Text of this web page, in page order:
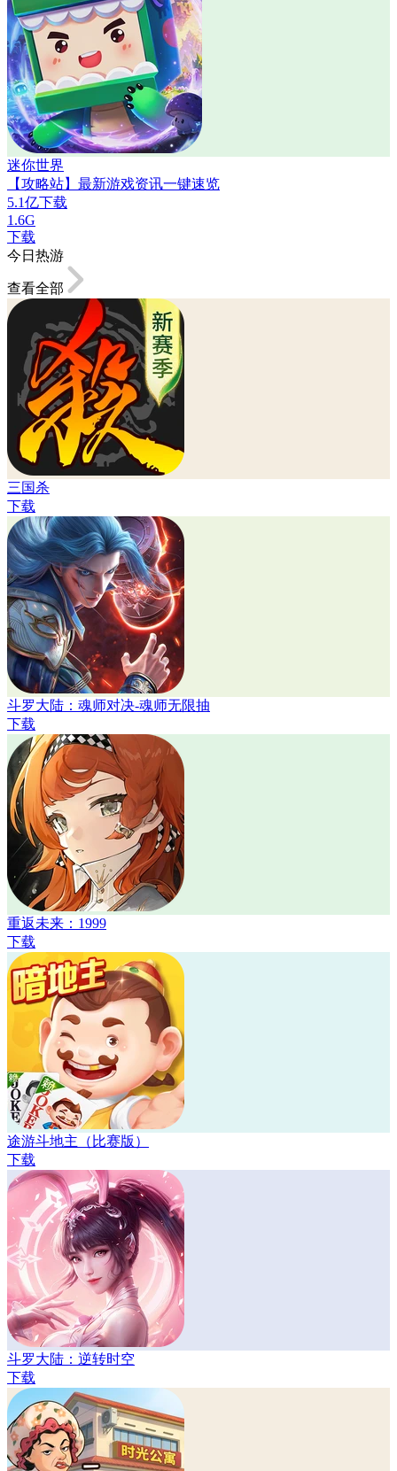
迷你世界
【攻略站】最新游戏资讯一键速览
5.1亿下载
1.6G
下载
今日热游
查看全部
三国杀
下载
斗罗大陆：魂师对决-魂师无限抽
下载
重返未来：1999
下载
途游斗地主（比赛版）
下载
斗罗大陆：逆转时空
下载